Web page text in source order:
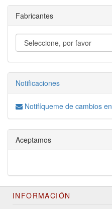
Fabricantes
Notificaciones
Notifíqueme de cambios en
Aceptamos
INFORMACIÓN